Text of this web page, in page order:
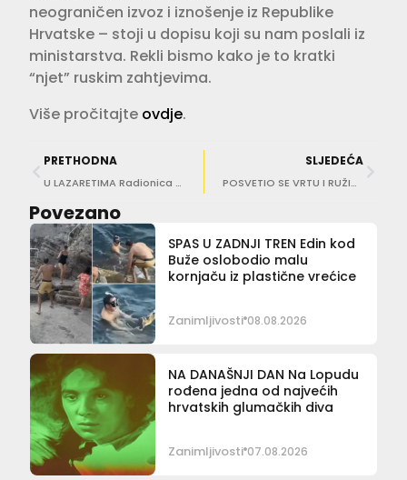
neograničen izvoz i iznošenje iz Republike
Hrvatske – stoji u dopisu koji su nam poslali iz
ministarstva. Rekli bismo kako je to kratki
“njet” ruskim zahtjevima.
Više pročitajte ovdje.
PRETHODNA
U LAZARETIMA Radionica na temu ‘Obnovljivi izvori energije’
SLJEDEĆA
POSVETIO SE VRTU I RUŽIČNJAKU Don Robert Ćibarić sport zamijenio poljoprivredom
Povezano
SPAS U ZADNJI TREN Edin kod
Buže oslobodio malu
kornjaču iz plastične vrećice
Zanimljivosti 08.08.2026
NA DANAŠNJI DAN Na Lopudu
rođena jedna od najvećih
hrvatskih glumačkih diva
Zanimljivosti 07.08.2026